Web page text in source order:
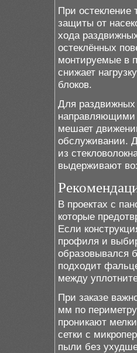
При остекление
защиты от
хода
остеклённых
монтируемые в
снижает
блоков.
Для
направляющими
мешает
обслуживании.
из
выдерживают
В проектах с
которые
Если
профиля и
образовывался
подходит
между
При заказе
мм по
проникают
сетки с
пыли без